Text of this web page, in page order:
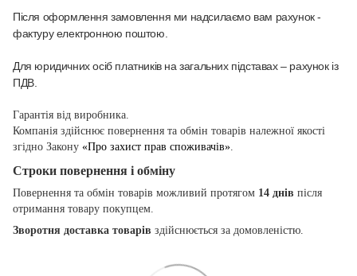
Після оформлення замовлення ми надсилаємо вам рахунок -
фактуру електронною поштою.
Для юридичних осіб платників на загальних підставах – рахунок із
ПДВ.
Гарантія від виробника.
Компанія здійснює повернення та обмін товарів належної якості
згідно Закону «Про захист прав споживачів»
Строки повернення і обміну
Повернення та обмін товарів можливий протягом 14 днів після
отримання товару покупцем.
Зворотня доставка товарів здійснюється за домовленістю.